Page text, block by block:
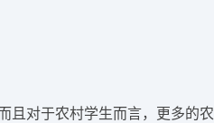
且对于农村学生而言，更多的农